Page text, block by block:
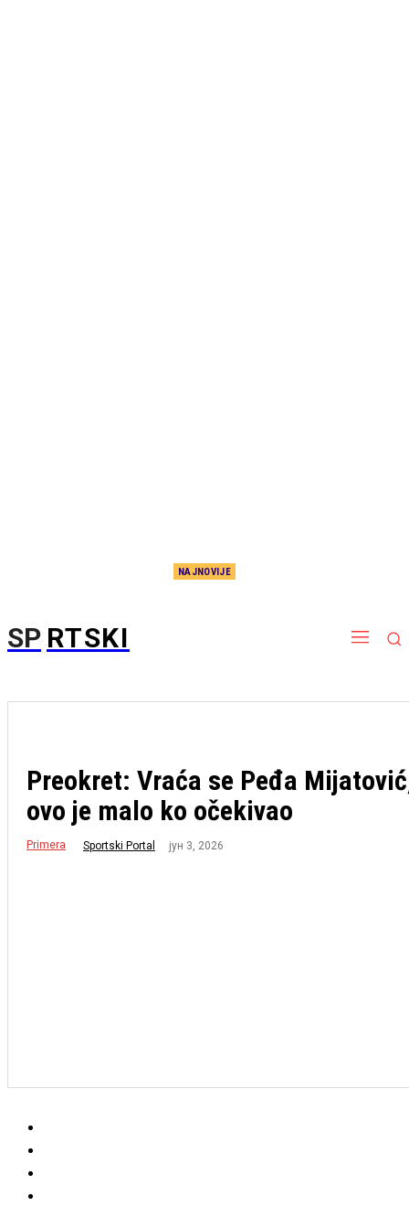
NAJNOVIJE
SP RTSKI
Preokret: Vraća se Peđa
ovo je malo ko očekivao
Primera Sportski Portal јун 3, 2026